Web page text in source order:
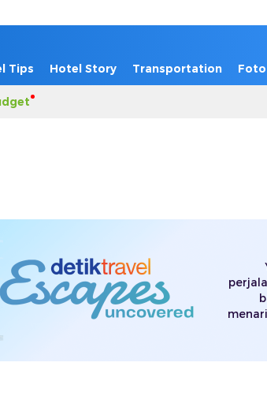
Tips Hotel Story Transportation Foto